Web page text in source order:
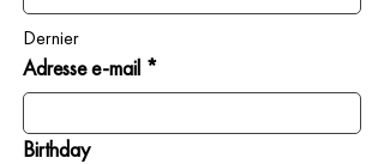
Dernier
Adresse e-mail *
Birthday